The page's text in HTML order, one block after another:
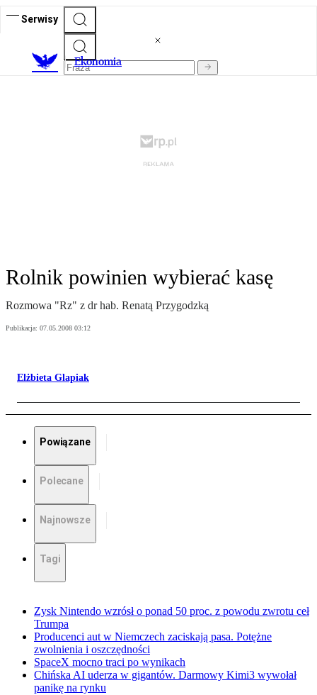
Serwisy
Ekonomia
Rolnik powinien wybierać kasę
Rozmowa "Rz" z dr hab. Renatą Przygodzką
Publikacja: 07.05.2008 03:12
Elżbieta Glapiak
Powiązane
Polecane
Najnowsze
Tagi
Zysk Nintendo wzrósł o ponad 50 proc. z powodu zwrotu ceł
Trumpa
Producenci aut w Niemczech zaciskają pasa. Potężne
zwolnienia i oszczędności
SpaceX mocno traci po wynikach
Chińska AI uderza w gigantów. Darmowy Kimi3 wywołał
panikę na rynku